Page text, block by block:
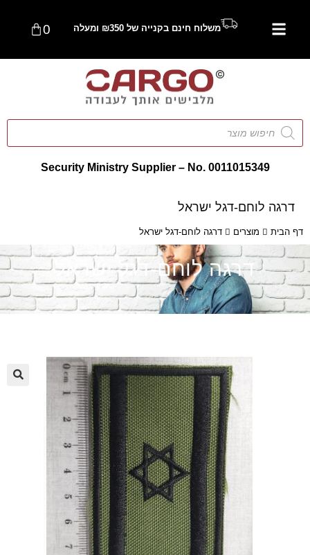
משלוח חינם בקנייה של ₪350 ומעלה 0
Security Ministry Supplier – No. 0011015349
דרגה לוחם-דגל ישראל
דף הבית מוצרים דרגה לוחם-דגל ישראל
דרגה לוחם-דגל ישראל